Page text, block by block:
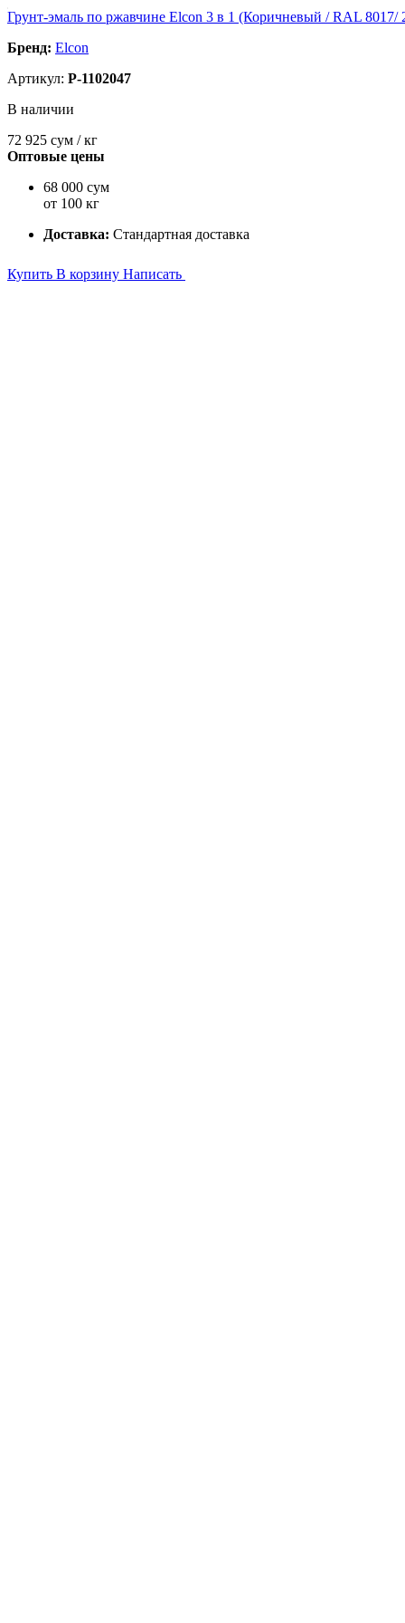
Грунт-эмаль по ржавчине Elcon 3 в 1 (Коричневый / RAL 8017/
Бренд: Elcon
Артикул: P-1102047
В наличии
72 925 сум / кг
Оптовые цены
68 000 сум
от 100 кг
Доставка: Стандартная доставка
Купить В корзину Написать